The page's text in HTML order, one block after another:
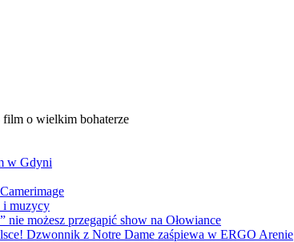
film o wielkim bohaterze
w Gdyni
i muzycy
możesz przegapić show na Ołowiance
Dzwonnik z Notre Dame zaśpiewa w ERGO Arenie